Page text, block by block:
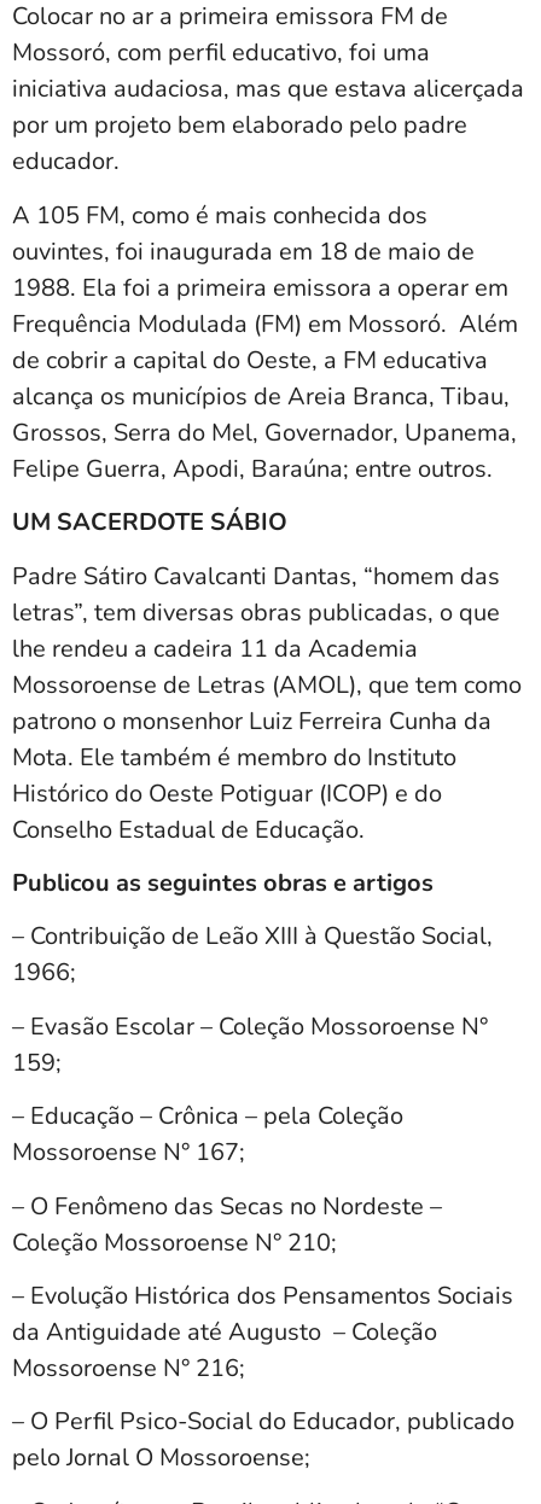
Colocar no ar a primeira emissora FM de
Mossoró, com perfil educativo, foi uma
iniciativa audaciosa, mas que estava alicerçada
por um projeto bem elaborado pelo padre
educador.
A 105 FM, como é mais conhecida dos
ouvintes, foi inaugurada em 18 de maio de
1988. Ela foi a primeira emissora a operar em
Frequência Modulada (FM) em Mossoró. Além
de cobrir a capital do Oeste, a FM educativa
alcança os municípios de Areia Branca, Tibau,
Grossos, Serra do Mel, Governador, Upanema,
Felipe Guerra, Apodi, Baraúna; entre outros.
UM SACERDOTE SÁBIO
Padre Sátiro Cavalcanti Dantas, “homem das
letras”, tem diversas obras publicadas, o que
lhe rendeu a cadeira 11 da Academia
Mossoroense de Letras (AMOL), que tem como
patrono o monsenhor Luiz Ferreira Cunha da
Mota. Ele também é membro do Instituto
Histórico do Oeste Potiguar (ICOP) e do
Conselho Estadual de Educação.
Publicou as seguintes obras e artigos
– Contribuição de Leão XIII à Questão Social,
1966;
– Evasão Escolar – Coleção Mossoroense N°
159;
– Educação – Crônica – pela Coleção
Mossoroense N° 167;
– O Fenômeno das Secas no Nordeste –
Coleção Mossoroense N° 210;
– Evolução Histórica dos Pensamentos Sociais
da Antiguidade até Augusto – Coleção
Mossoroense N° 216;
– O Perfil Psico-Social do Educador, publicado
pelo Jornal O Mossoroense;